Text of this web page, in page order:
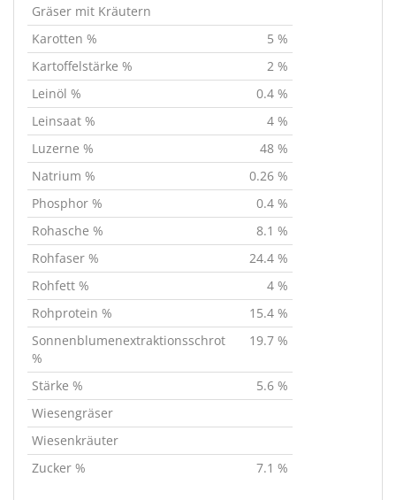
Gräser mit Kräutern
Karotten %
5 %
Kartoffelstärke %
2 %
Leinöl %
0.4 %
Leinsaat %
4 %
Luzerne %
48 %
Natrium %
0.26 %
Phosphor %
0.4 %
Rohasche %
8.1 %
Rohfaser %
24.4 %
Rohfett %
4 %
Rohprotein %
15.4 %
Sonnenblumenextraktionsschrot
%
19.7 %
Stärke %
5.6 %
Wiesengräser
Wiesenkräuter
Zucker %
7.1 %